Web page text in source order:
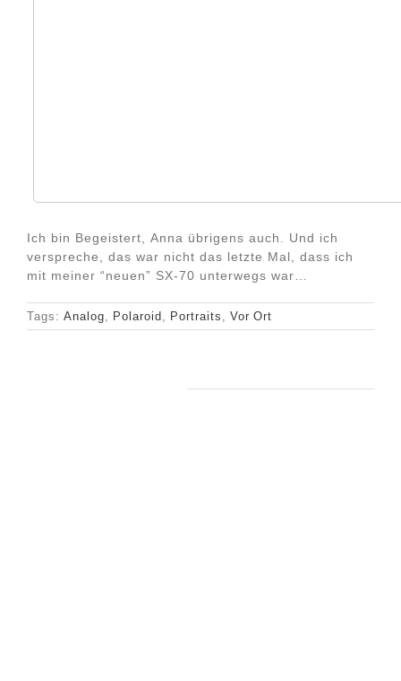
Ich bin Begeistert, Anna übrigens auch. Und ich
verspreche, das war nicht das letzte Mal, dass ich
mit meiner “neuen” SX-70 unterwegs war…
Tags: Analog, Polaroid, Portraits, Vor Ort